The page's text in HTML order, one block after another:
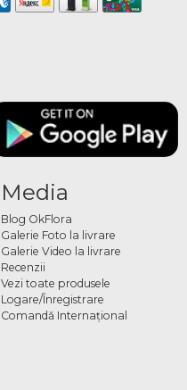
Media
Blog OkFlora
Galerie Foto la livrare
Galerie Video la livrare
Recenzii
Vezi toate produsele
Logare/Înregistrare
Comandă Internațional